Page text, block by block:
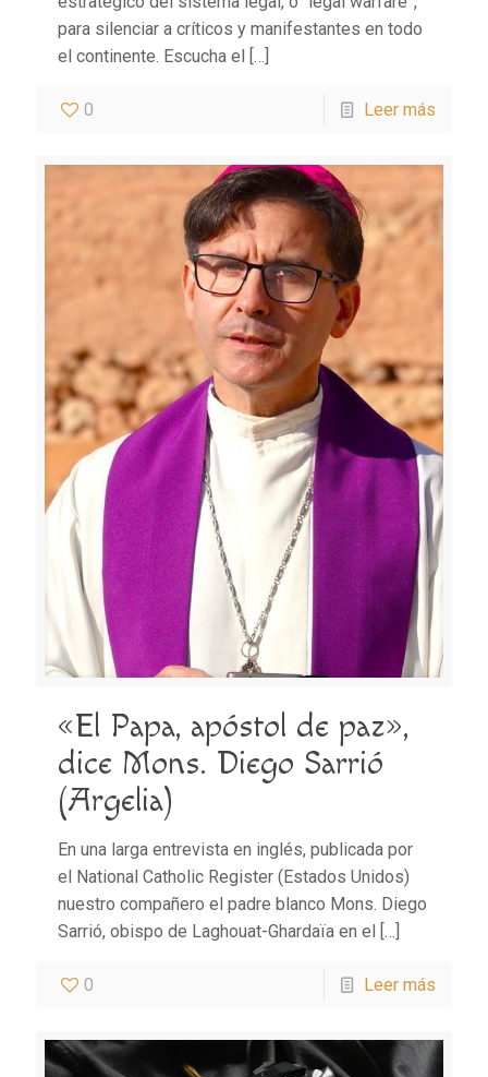
para silenciar a críticos y manifestantes en todo
el continente. Escucha el
[…]
0 Leer más
«El Papa, apóstol de paz»,
dice Mons. Diego Sarrió
(Argelia)
En una larga entrevista en inglés, publicada por
el National Catholic Register (Estados Unidos)
nuestro compañero el padre blanco Mons. Diego
Sarrió, obispo de Laghouat-Ghardaïa en el
[…]
0 Leer más